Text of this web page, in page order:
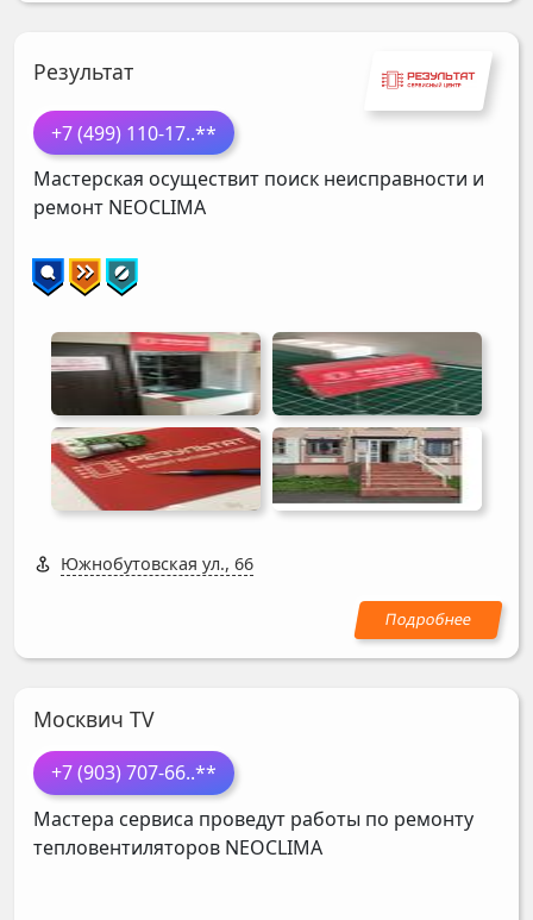
Результат
+7 (499) 110-17..**
Мастерская осуществит поиск неисправности и
ремонт NEOCLIMA
Южнобутовская ул., 66
Москвич TV
+7 (903) 707-66..**
Мастера сервиса проведут работы по ремонту
тепловентиляторов NEOCLIMA